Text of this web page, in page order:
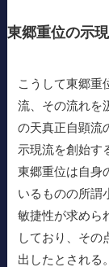
東郷重位の示
こうして東郷重
流、その流れを
の天真正自顕流
示現流を創始す
東郷重位は自身
いるものの所謂
敏捷性が求めら
しており、その
出したとされる。